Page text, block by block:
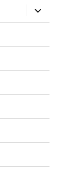
ブ
メ
ー
開